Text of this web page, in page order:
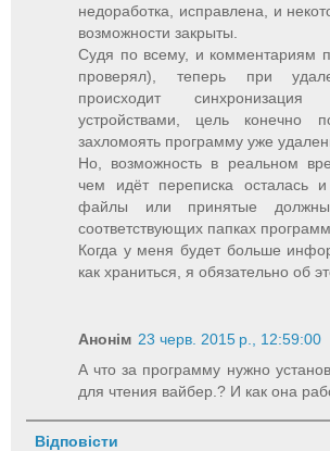
недоработка, исправлена, и
возможности закрыты.
Судя по всему, и комментариям
проверял), теперь при
происходит
устройствами, цель конечно
захломоять программу уже
Но, возможность в реальном
чем идёт переписка осталась
файлы или принятые должны
соответствующих папках
Когда у меня будет больше
как храниться, я обязательно об
Анонім 23 черв. 2015 р., 12:59:00
А что за программу нужно
для чтения вайбер.? И как она
Відповісти